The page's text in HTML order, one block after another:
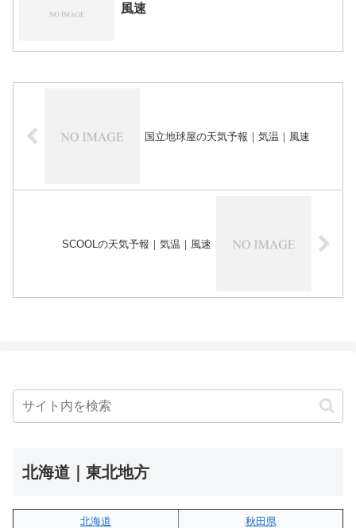
風速
国立地球屋の天気予報｜気温｜風速
SCOOLの天気予報｜気温｜風速
北海道｜東北地方
北海道
秋田県